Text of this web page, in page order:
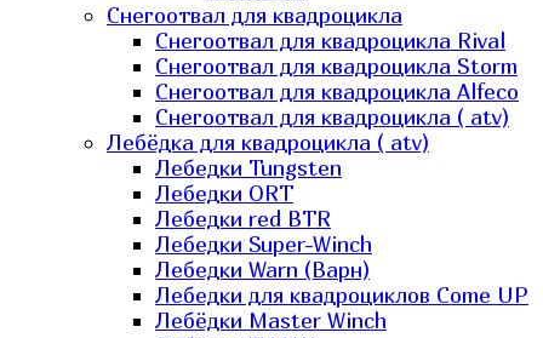
Снегоотвал для квадроцикла
Снегоотвал для квадроцикла Rival
Снегоотвал для квадроцикла Storm
Снегоотвал для квадроцикла Alfeco
Снегоотвал для квадроцикла ( atv)
Лебёдка для квадроцикла ( atv)
Лебедки Tungsten
Лебедки ORT
Лебедки red BTR
Лебедки Super-Winch
Лебедки Warn (Варн)
Лебедки для квадроциклов Come UP
Лебёдки Master Winch